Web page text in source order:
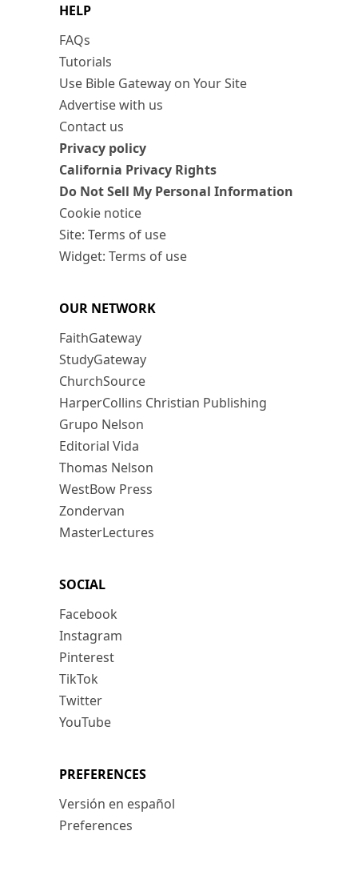
HELP
FAQs
Tutorials
Use Bible Gateway on Your Site
Advertise with us
Contact us
Privacy policy
California Privacy Rights
Do Not Sell My Personal Information
Cookie notice
Site: Terms of use
Widget: Terms of use
OUR NETWORK
FaithGateway
StudyGateway
ChurchSource
HarperCollins Christian Publishing
Grupo Nelson
Editorial Vida
Thomas Nelson
WestBow Press
Zondervan
MasterLectures
SOCIAL
Facebook
Instagram
Pinterest
TikTok
Twitter
YouTube
PREFERENCES
Versión en español
Preferences